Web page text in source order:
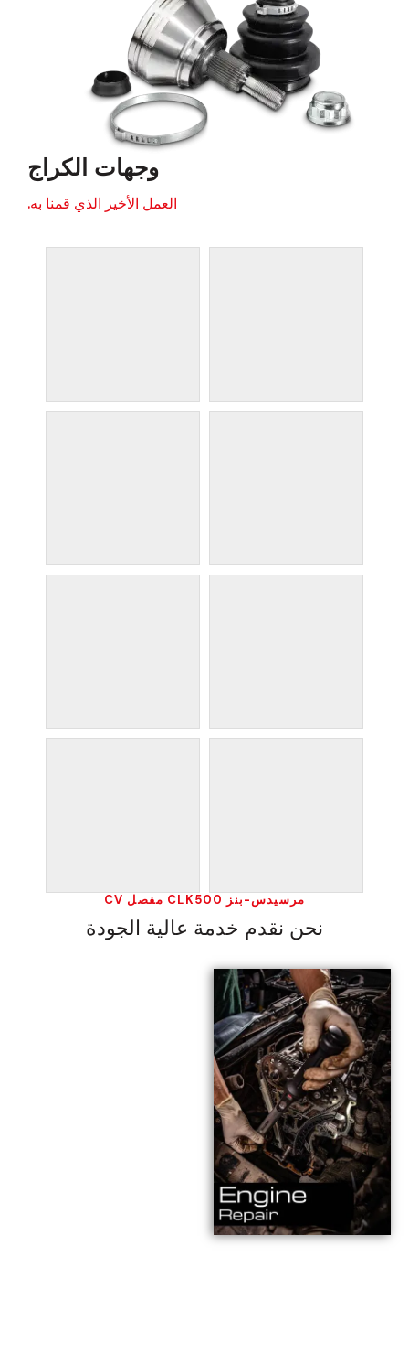
وجهات الكراج
العمل الأخير الذي قمنا به.
مرسيدس-بنز CLK500 مفصل CV
نحن نقدم خدمة عالية الجودة